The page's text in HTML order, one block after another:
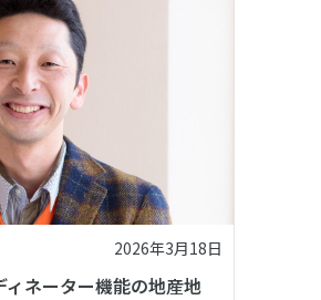
2026年3月18日
ィネーター機能の地産地